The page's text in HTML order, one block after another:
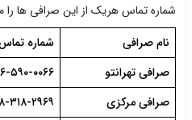
شماره تماس هریک از این صرافی ها را
نام صرافی
شماره
صرافی تهرانتو
۴۱۶-۵۹۰-۰۰۶۶ ۴۱۶-
صرافی مرکزی
۸۸۸-۳۱۸-۲۹۶۹ ۹۰۵-